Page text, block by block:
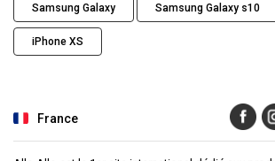
Samsung Galaxy Samsung Galaxy s10
iPhone XS
France